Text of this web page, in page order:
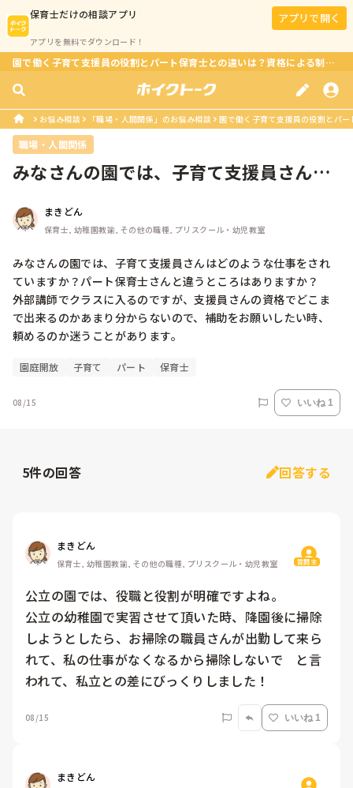
保育士だけの相談アプリ
アプリを無料でダウンロード！
アプリで開く
園で働く子育て支援員の役割とパート保育士との違いは？資格による制限はある？
お悩み相談 「職場・人間関係」のお悩み相談 園で働く子育て支援員の役割とパ
職場・人間関係
みなさんの園では、子育て支援員さんは
まきどん
保育士, 幼稚園教諭, その他の職種, プリスクール・幼児教室
みなさんの園では、子育て支援員さんはどのような仕事をされ
ていますか？パート保育士さんと違うところはありますか？
外部講師でクラスに入るのですが、支援員さんの資格でどこま
で出来るのかあまり分からないので、補助をお願いしたい時、
頼めるのか迷うことがあります。
園庭開放 子育て パート 保育士
08/15 いいね 1
5件の回答 回答する
まきどん
保育士, 幼稚園教諭, その他の職種, プリスクール・幼児教室 質問主
公立の園では、役職と役割が明確ですよね。
公立の幼稚園で実習させて頂いた時、降園後に掃除
しようとしたら、お掃除の職員さんが出勤して来ら
れて、私の仕事がなくなるから掃除しないで　と言
われて、私立との差にびっくりしました！
08/15 いいね 1
まきどん